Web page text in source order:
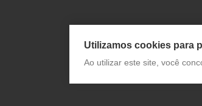
Utilizamos cookies para
Ao utilizar este site, você